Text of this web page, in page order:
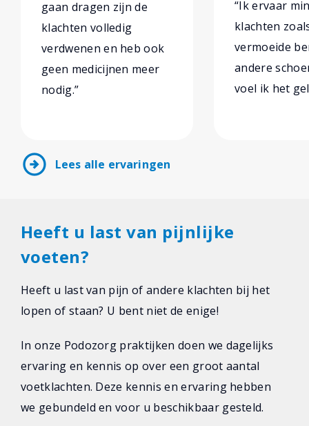
gaan dragen zijn de
klachten volledig
verdwenen en heb ook
geen medicijnen meer
nodig.”
“Ik ervaar
klachten
vermoeide
andere
voel ik het
arrow_circle_right Lees alle ervaringen
Heeft u last van pijnlijke
voeten?
Heeft u last van pijn of andere klachten bij het
lopen of staan? U bent niet de enige!
In onze Podozorg praktijken doen we dagelijks
ervaring en kennis op over een groot aantal
voetklachten. Deze kennis en ervaring hebben
we gebundeld en voor u beschikbaar gesteld.